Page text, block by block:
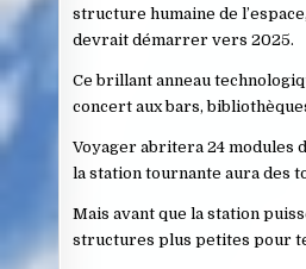
structure humaine de
devrait démarrer vers 2025.
Ce brillant anneau
concert aux bars,
Voyager abritera 24 modules
la station tournante aura des
Mais avant que la station
structures plus petites pour